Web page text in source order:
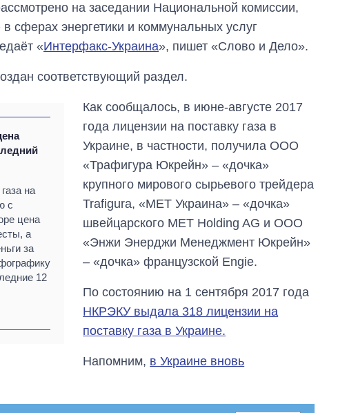
на заседании Национальной комиссии,
сферах энергетики и коммунальных услуг
«Интерфакс-Украина», пишет «Слово и Дело».
соответствующий раздел.
на
с
цена
а
за
12
Как сообщалось, в июне-августе 2017
года лицензии на поставку газа в
Украине, в частности, получила ООО
«Трафигура Юкрейн» – «дочка»
крупного мирового сырьевого трейдера
Trafigura, «МЕТ Украина» – «дочка»
швейцарского MET Holding AG и ООО
«Энжи Энерджи Менеджмент Юкрейн»
– «дочка» французской Engie.
По состоянию на 1 сентября 2017 года
НКРЭКУ выдала 318 лицензии на
поставку газа в Украине.
Напомним, в Украине вновь
Как за 10 лет
изменилось
поступающих в
бакалавриат,
аспирантуру